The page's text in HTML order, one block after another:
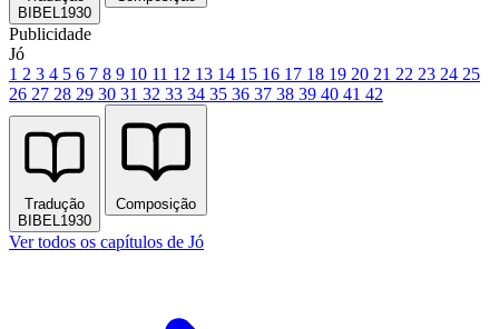
BIBEL1930
Publicidade
Jó
1 2 3 4 5 6 7 8 9 10 11 12 13 14 15 16 17 18 19 20 21 22 23 24 25
26 27 28 29 30 31 32 33 34 35 36 37 38 39 40 41 42
Tradução
BIBEL1930
Composição
Ver todos os capítulos de Jó